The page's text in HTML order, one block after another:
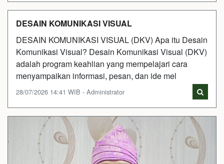
DESAIN KOMUNIKASI VISUAL
DESAIN KOMUNIKASI VISUAL (DKV) Apa itu Desain
Komunikasi Visual? Desain Komunikasi Visual (DKV)
adalah program keahlian yang mempelajari cara
menyampaikan informasi, pesan, dan ide mel
28/07/2026 14:41 WIB - Administrator